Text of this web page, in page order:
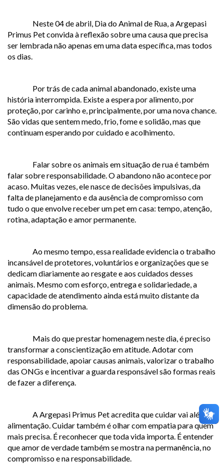
Neste 04 de abril, Dia do Animal de Rua, a Argepasi
Primus Pet convida à reflexão sobre uma causa que precisa
ser lembrada não apenas em uma data específica, mas todos
os dias.
Por trás de cada animal abandonado, existe uma
história interrompida. Existe a espera por alimento, por
proteção, por carinho e, principalmente, por uma nova chance.
São vidas que sentem medo, frio, fome e solidão, mas que
continuam esperando por cuidado e acolhimento.
Falar sobre os animais em situação de rua é também
falar sobre responsabilidade. O abandono não acontece por
acaso. Muitas vezes, ele nasce de decisões impulsivas, da
falta de planejamento e da ausência de compromisso com
tudo o que envolve receber um pet em casa: tempo, atenção,
rotina, adaptação e amor permanente.
Ao mesmo tempo, essa realidade evidencia o trabalho
incansável de protetores, voluntários e organizações que se
dedicam diariamente ao resgate e aos cuidados desses
animais. Mesmo com esforço, entrega e solidariedade, a
capacidade de atendimento ainda está muito distante da
dimensão do problema.
Mais do que prestar homenagem neste dia, é preciso
transformar a conscientização em atitude. Adotar com
responsabilidade, apoiar causas animais, valorizar o trabalho
das ONGs e incentivar a guarda responsável são formas reais
de fazer a diferença.
A Argepasi Primus Pet acredita que cuidar vai além da
alimentação. Cuidar também é olhar com empatia para quem
mais precisa. É reconhecer que toda vida importa. É entender
que amor de verdade também se mostra na permanência, no
compromisso e na responsabilidade.